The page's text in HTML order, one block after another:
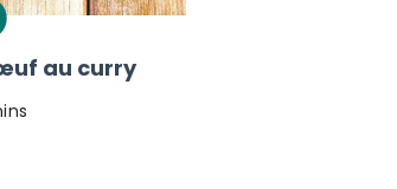
au curry